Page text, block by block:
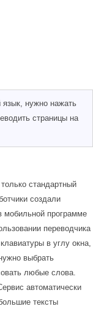
язык, нужно нажать
страницы на
стандартный
создали
мобильной программе
переводчика
в углу окна,
выбрать
любые слова.
автоматически
тексты